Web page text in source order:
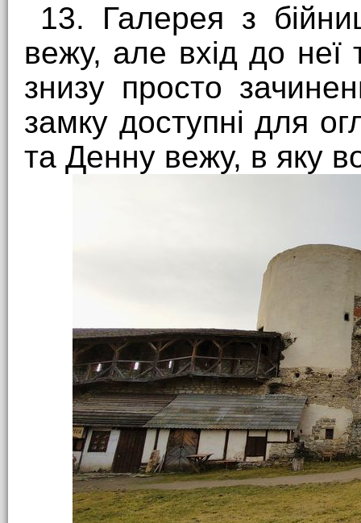
13. Галерея з
вежу, але вхід до неї
знизу просто
замку доступні для
та Денну вежу, в яку